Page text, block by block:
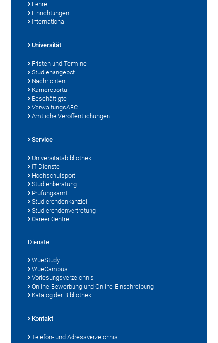
Lehre
Einrichtungen
International
Universität
Fristen und Termine
Studienangebot
Nachrichten
Karriereportal
Beschäftigte
VerwaltungsABC
Amtliche Veröffentlichungen
Service
Universitätsbibliothek
IT-Dienste
Hochschulsport
Studienberatung
Prüfungsamt
Studierendenkanzlei
Studierendenvertretung
Career Centre
Dienste
WueStudy
WueCampus
Vorlesungsverzeichnis
Online-Bewerbung und Online-Einschreibung
Katalog der Bibliothek
Kontakt
Telefon- und Adressverzeichnis